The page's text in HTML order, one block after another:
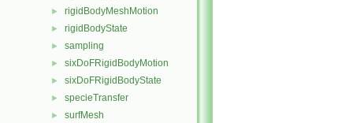
► rigidBodyMeshMotion
► rigidBodyState
► sampling
► sixDoFRigidBodyMotion
► sixDoFRigidBodyState
► specieTransfer
► surfMesh